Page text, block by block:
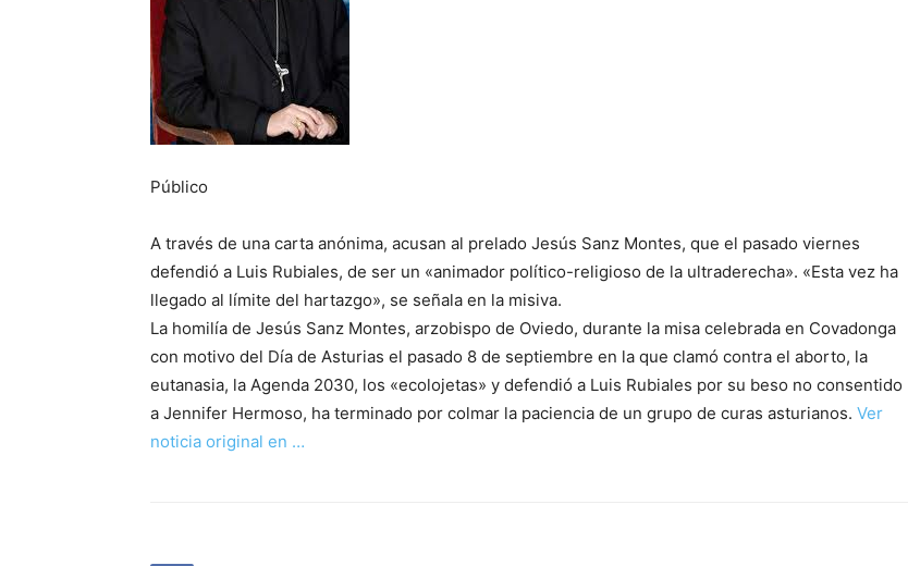
Público
A través de una carta anónima, acusan al prelado Jesús Sanz Montes, que el pasado viernes
defendió a Luis Rubiales, de ser un «animador político-religioso de la ultraderecha». «Esta vez ha
llegado al límite del hartazgo», se señala en la misiva.
La homilía de Jesús Sanz Montes, arzobispo de Oviedo, durante la misa celebrada en Covadonga
con motivo del Día de Asturias el pasado 8 de septiembre en la que clamó contra el aborto, la
eutanasia, la Agenda 2030, los «ecolojetas» y defendió a Luis Rubiales por su beso no consentido
a Jennifer Hermoso, ha terminado por colmar la paciencia de un grupo de curas asturianos. Ver
noticia original en …